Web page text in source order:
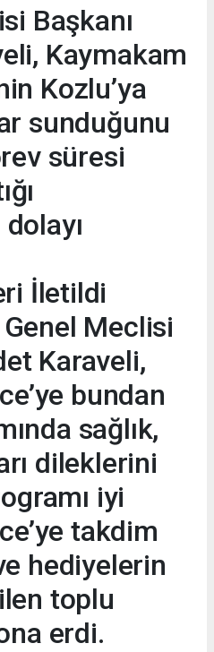
Başkanı
Kaymakam
Kozlu’ya
sunduğunu
süresi
İletildi
Meclisi
Karaveli,
bundan
sağlık,
dileklerini
iyi
takdim
hediyelerin
toplu
erdi.